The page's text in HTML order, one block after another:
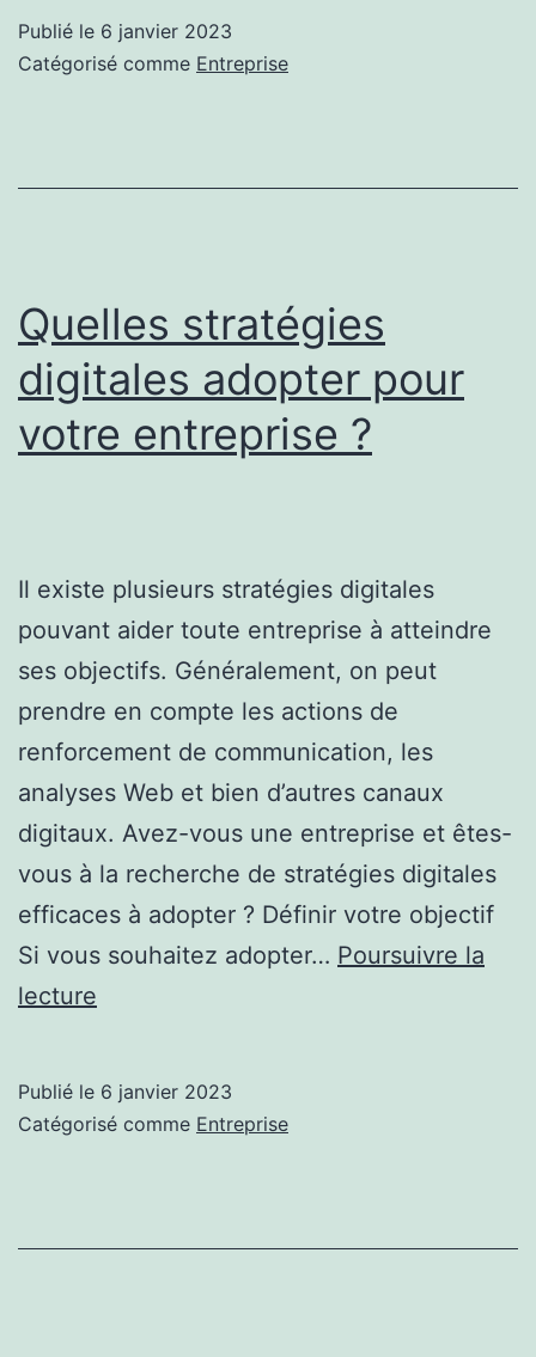
avantages
Publié le 6 janvier 2023
Catégorisé comme Entreprise
Quelles stratégies
digitales adopter pour
votre entreprise ?
Il existe plusieurs stratégies digitales
pouvant aider toute entreprise à atteindre
ses objectifs. Généralement, on peut
prendre en compte les actions de
renforcement de communication, les
analyses Web et bien d’autres canaux
digitaux. Avez-vous une entreprise et êtes-
vous à la recherche de stratégies digitales
efficaces à adopter ? Définir votre objectif
Si vous souhaitez adopter… Poursuivre la
lecture
adopter
Publié le 6 janvier 2023
Catégorisé comme Entreprise